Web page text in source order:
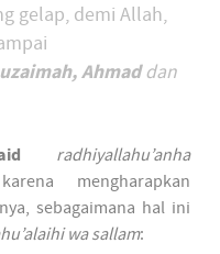
gelap, demi Allah,
Ahmaddan
radhiyallahu’anha
mengharapkan
sebagaimana hal ini
wa sallam: